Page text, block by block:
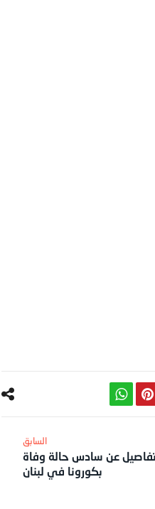
46 عاماً.. تفاصيل عن سادس حالة وفاة
بكورونا في لبنان